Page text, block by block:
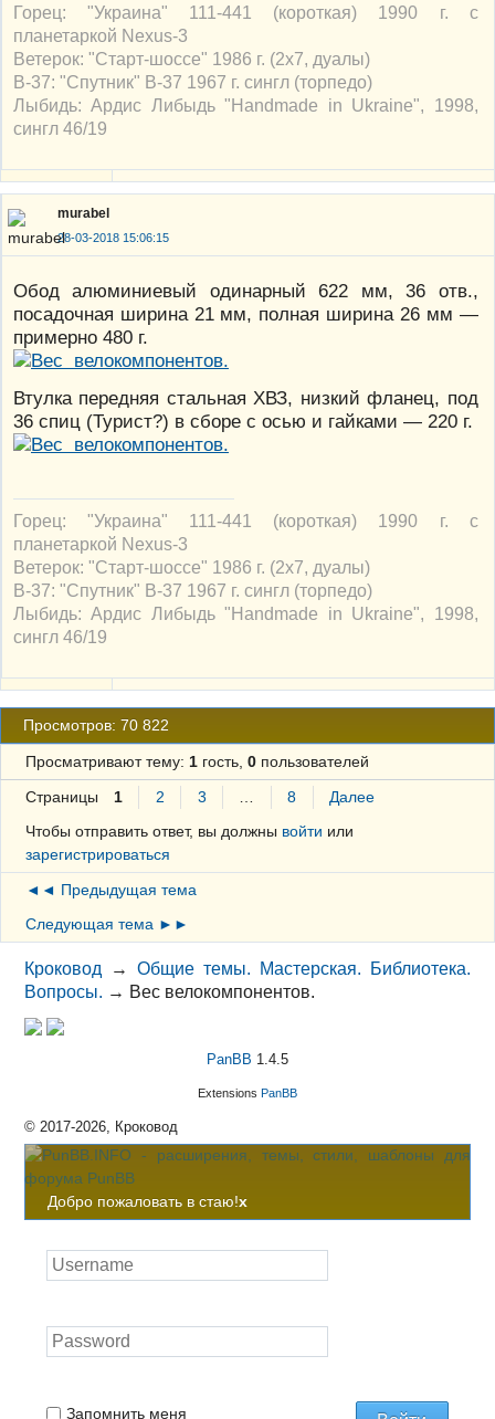
Горец: "Украина" 111-441 (короткая) 1990 г. с
планетаркой Nexus-3
Ветерок: "Старт-шоссе" 1986 г. (2х7, дуалы)
В-37: "Спутник" В-37 1967 г. сингл (торпедо)
Лыбидь: Ардис Либыдь "Handmade in Ukraine", 1998,
сингл 46/19
murabel
28-03-2018 15:06:15
Обод алюминиевый одинарный 622 мм, 36 отв.,
посадочная ширина 21 мм, полная ширина 26 мм —
примерно 480 г.
Втулка передняя стальная ХВЗ, низкий фланец, под
36 спиц (Турист?) в сборе с осью и гайками — 220 г.
Горец: "Украина" 111-441 (короткая) 1990 г. с
планетаркой Nexus-3
Ветерок: "Старт-шоссе" 1986 г. (2х7, дуалы)
В-37: "Спутник" В-37 1967 г. сингл (торпедо)
Лыбидь: Ардис Либыдь "Handmade in Ukraine", 1998,
сингл 46/19
Просмотров: 70 822
Просматривают тему: 1гость, 0пользователей
Страницы 1 2 3 8
Далее
Чтобы отправить ответ, вы должны войти или
зарегистрироваться
◄◄ Предыдущая тема
Следующая тема ►►
Кроковод →Общие темы. Мастерская. Библиотека.
Вопросы. → Вес велокомпонентов.
PanBB 1.4.5
Extensions PanBB
© 2017-2026, Кроковод
Добро пожаловать в стаю!x
Запомнить меня